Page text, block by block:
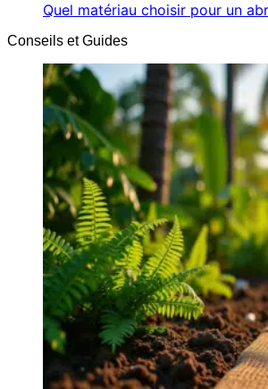
Quel matériau choisir pour un
Conseils et Guides